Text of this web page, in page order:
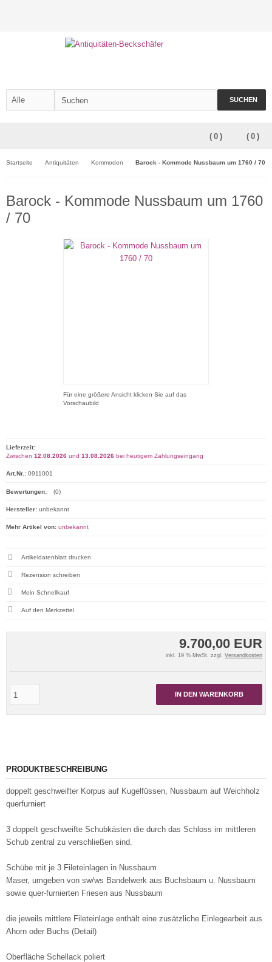
SUCHEN
( 0 )
( 0 )
Startseite Antiquitäten Kommoden Barock - Kommode Nussbaum um 1760 / 70
Barock - Kommode Nussbaum um 1760
/ 70
Für eine größere Ansicht klicken Sie auf das
Vorschaubild
9.700,00 EUR
inkl. 19 % MwSt. zzgl. Versandkosten
IN DEN WARENKORB
Lieferzeit:
Zwischen 12.08.2026 und 13.08.2026 bei heutigem Zahlungseingang
Art.Nr.: 0911001
Bewertungen: (0)
Hersteller: unbekannt
Mehr Artikel von: unbekannt
Artikeldatenblatt drucken
Rezension schreiben
Mein Schnellkauf
PRODUKTBESCHREIBUNG
doppelt geschweifter Korpus auf Kugelfüssen, Nussbaum auf Weichholz
querfurniert
3 doppelt geschweifte Schubkästen die durch das Schloss im mittleren
Schub zentral zu verschließen sind.
Schübe mit je 3 Fileteinlagen in Nussbaum
Maser, umgeben von sw/ws Bandelwerk aus Buchsbaum u. Nussbaum
sowie quer-furnierten Friesen aus Nussbaum
die jeweils mittlere Fileteinlage enthält eine zusätzliche Einlegearbeit aus
Ahorn oder Buchs (Detail)
Oberfläche Schellack poliert